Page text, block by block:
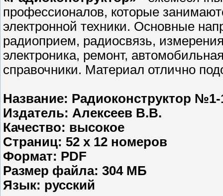
профессионалов, которые
электронной техники. Основные
радиоприем, радиосвязь,
электроника, ремонт,
справочники. Материал отлично
Название: Радиоконструктор
Издатель: Алексеев В.В.
Качество: высокое
Страниц: 52 х 12 номеров
Формат: PDF
Размер файла: 304 МБ
Язык: русский